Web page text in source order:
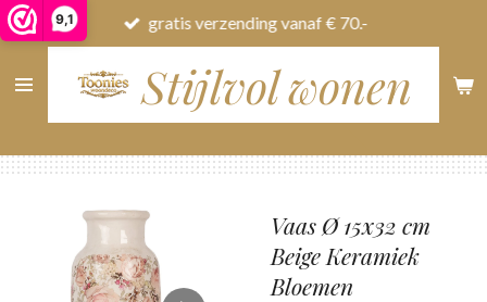
9,1
Ga
direct
naar
Stijlvol wonen
gratis verzending vanaf € 70.-
Vaas Ø 15x32 cm
Beige Keramiek
Bloemen